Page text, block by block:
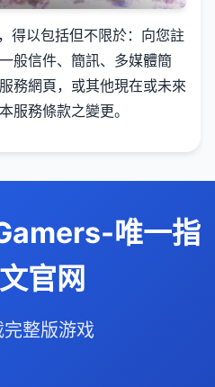
得以包括但不限於：向您註
般信件、簡訊、多媒體簡
務網頁，或其他現在或未來
服務條款之變更。
唯一指
官网
整版游戏